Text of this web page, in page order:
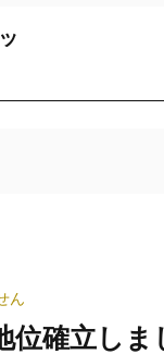
ん
位確立しま